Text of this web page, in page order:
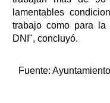
lamentables
trabajo como para
DNI", concluyó.
Fuente: